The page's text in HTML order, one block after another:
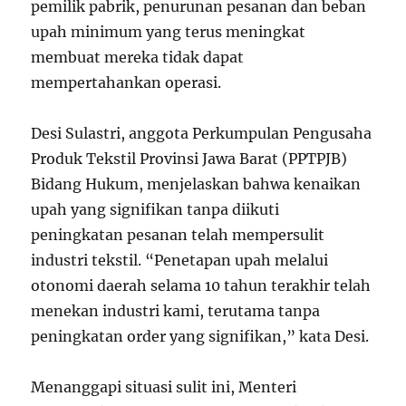
pemilik pabrik, penurunan pesanan dan beban
upah minimum yang terus meningkat
membuat mereka tidak dapat
mempertahankan operasi.
Desi Sulastri, anggota Perkumpulan Pengusaha
Produk Tekstil Provinsi Jawa Barat (PPTPJB)
Bidang Hukum, menjelaskan bahwa kenaikan
upah yang signifikan tanpa diikuti
peningkatan pesanan telah mempersulit
industri tekstil. “Penetapan upah melalui
otonomi daerah selama 10 tahun terakhir telah
menekan industri kami, terutama tanpa
peningkatan order yang signifikan,” kata Desi.
Menanggapi situasi sulit ini, Menteri